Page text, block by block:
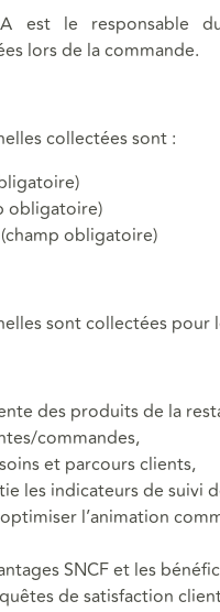
est le responsable
lors de la commande.
collectées sont :
obligatoire)
obligatoire)
sont collectées pour
des produits de la
commandes,
et parcours clients,
les indicateurs de suivi
l’animation
SNCF et les
de satisfaction